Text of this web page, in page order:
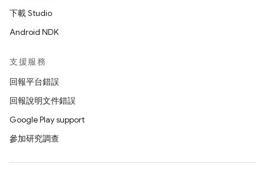
下載 Studio
Android NDK
支援服務
回報平台錯誤
回報說明文件錯誤
Google Play support
參加研究調查